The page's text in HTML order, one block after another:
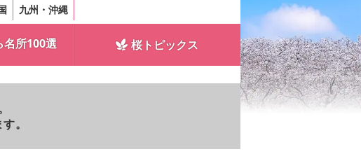
九州・沖縄
名所100選 桜トピックス
。